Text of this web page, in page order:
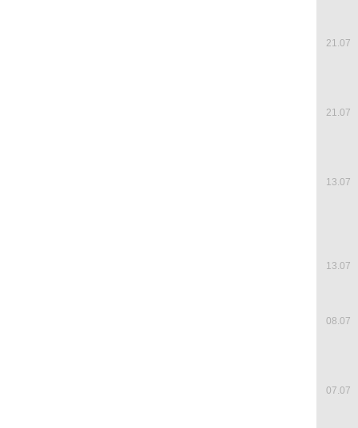
21.07
21.07
13.07
13.07
08.07
07.07